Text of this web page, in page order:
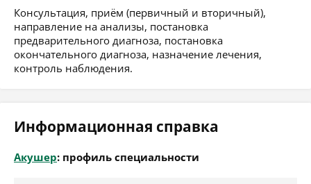
Консультация, приём (первичный и вторичный),
направление на анализы, постановка
предварительного диагноза, постановка
окончательного диагноза, назначение лечения,
контроль наблюдения.
Информационная справка
Акушер: профиль специальности